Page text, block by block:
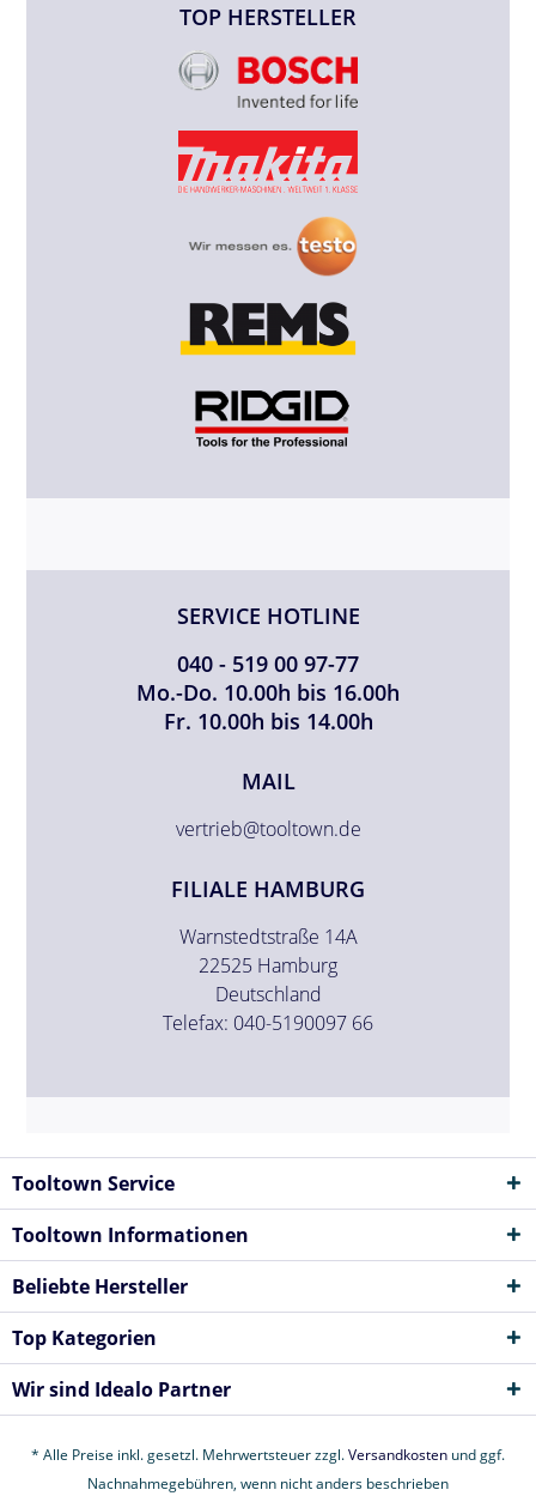
TOP HERSTELLER
SERVICE HOTLINE
040 - 519 00 97-77
Mo.-Do. 10.00h bis 16.00h
Fr. 10.00h bis 14.00h
MAIL
vertrieb@tooltown.de
FILIALE HAMBURG
Warnstedtstraße 14A
22525 Hamburg
Deutschland
Telefax: 040-5190097 66
Tooltown Service
Tooltown Informationen
Beliebte Hersteller
Top Kategorien
Wir sind Idealo Partner
* Alle Preise inkl. gesetzl. Mehrwertsteuer zzgl.Versandkosten und ggf.
Nachnahmegebühren, wenn nicht anders beschrieben